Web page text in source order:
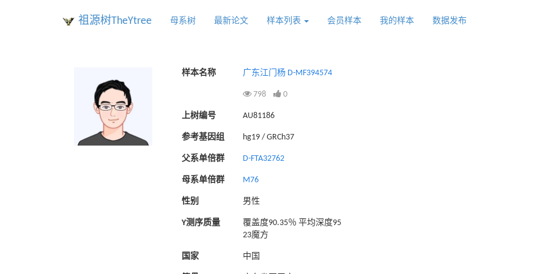
祖源树TheYtree 母系树 最新论文 样本列表 会员样本 我的样本 数据发布
样本名称 广东江门杨 D-MF394574
798 0
上树编号 AU81186
参考基因组 hg19 / GRCh37
父系单倍群 D-FTA32762
母系单倍群 M76
性别 男性
Y测序质量
覆盖度90.35％ 平均深度95
23魔方
国家 中国